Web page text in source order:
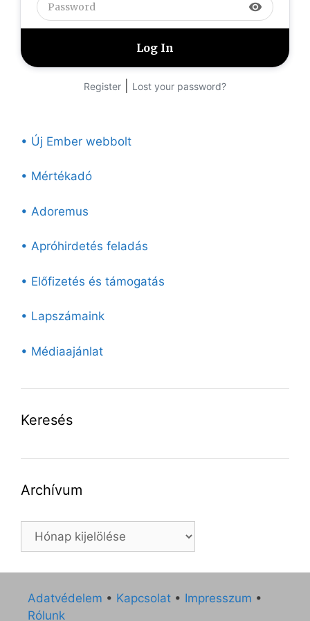
visibility
Register Lost your password?
• Új Ember webbolt
• Mértékadó
• Adoremus
• Apróhirdetés feladás
• Előfizetés és támogatás
• Lapszámaink
• Médiaajánlat
Keresés
Archívum
Archívum
Adatvédelem • Kapcsolat • Impresszum •
Rólunk